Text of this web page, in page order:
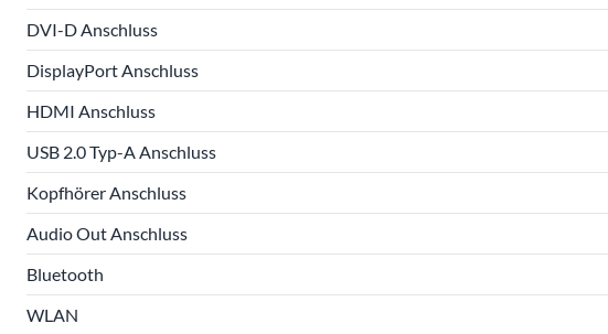
DVI-D Anschluss
DisplayPort Anschluss
HDMI Anschluss
USB 2.0 Typ-A Anschluss
Kopfhörer Anschluss
Audio Out Anschluss
Bluetooth
WLAN